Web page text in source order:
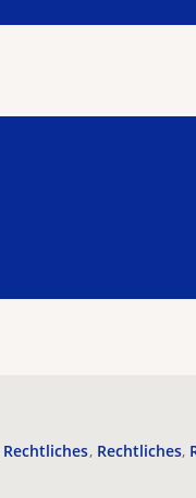
Rechtliches Rechtliches